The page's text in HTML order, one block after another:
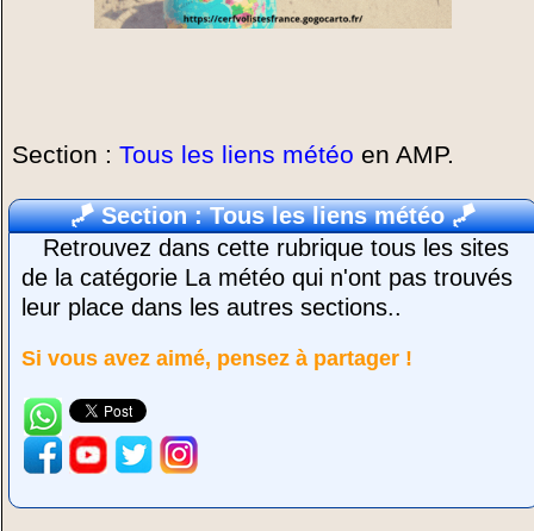
Section :Tous les liens météo en AMP.
🪁Section : Tous les liens météo🪁
Retrouvez dans cette rubrique tous les sites
de la catégorie La météo qui n'ont pas trouvés
leur place dans les autres sections..
Si vous avez aimé, pensez à partager !